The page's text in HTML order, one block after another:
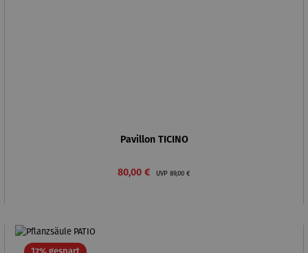
Pavillon TICINO
Verkaufspreis:
80,00 € UVP Regulärer Preis:
89,00 €
Rabatt